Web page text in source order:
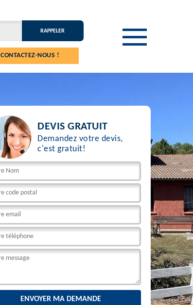
CONTACTEZ-NOUS !
DEVIS GRATUIT
Demandez votre devis,
c'est gratuit!